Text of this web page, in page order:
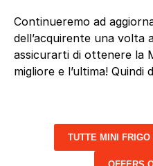
Continueremo ad
dell’acquirente una volta
assicurarti di ottenere la
migliore e l’ultima! Quindi
TUTTE MINI